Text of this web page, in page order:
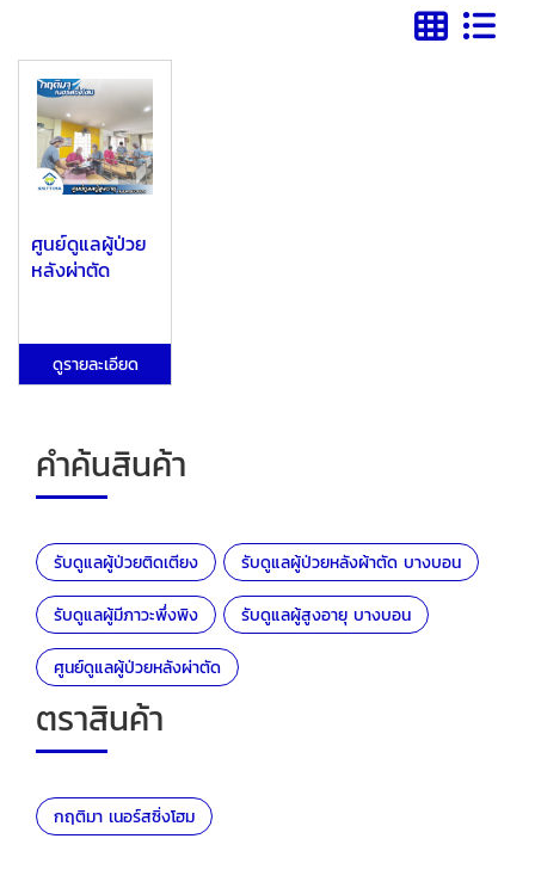
ศูนย์ดูแลผู้ป่วย
หลังผ่าตัด
ดูรายละเอียด
คำค้นสินค้า
รับดูแลผู้ป่วยติดเตียง รับดูแลผู้ป่วยหลังผ้าตัด บางบอน
รับดูแลผู้มีภาวะพึ่งพิง รับดูแลผู้สูงอายุ บางบอน
ศูนย์ดูแลผู้ป่วยหลังผ่าตัด
ตราสินค้า
กฤติมา เนอร์สซิ่งโฮม